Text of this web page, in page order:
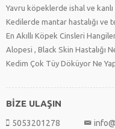
Yavru köpeklerde ishal ve
Kedilerde mantar hastalığı ve
En Akıllı Köpek Cinsleri
Alopesi , Black Skin Hastalığı
Kedim Çok Tüy Döküyor Ne
BİZE ULAŞIN
5053201278